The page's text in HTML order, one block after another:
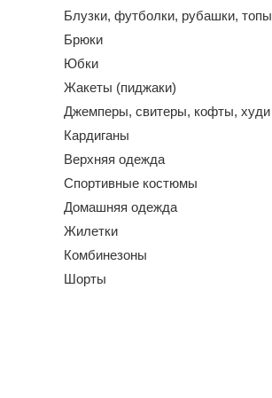
Блузки, футболки, рубашки, топы
Брюки
Юбки
Жакеты (пиджаки)
Джемперы, свитеры, кофты, худи
Кардиганы
Верхняя одежда
Спортивные костюмы
Домашняя одежда
Жилетки
Комбинезоны
Шорты